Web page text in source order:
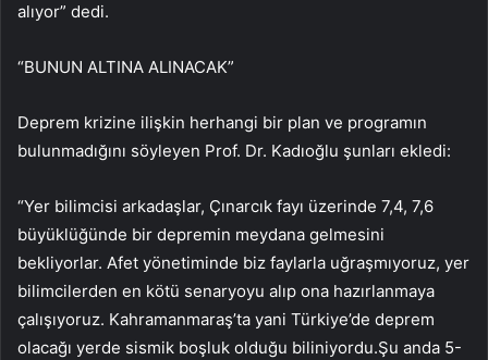
alıyor” dedi.
“BUNUN ALTINA ALINACAK”
Deprem krizine ilişkin herhangi bir plan ve programın
bulunmadığını söyleyen Prof. Dr. Kadıoğlu şunları ekledi:
“Yer bilimcisi arkadaşlar, Çınarcık fayı üzerinde 7,4, 7,6
büyüklüğünde bir depremin meydana gelmesini
bekliyorlar. Afet yönetiminde biz faylarla uğraşmıyoruz, yer
bilimcilerden en kötü senaryoyu alıp ona hazırlanmaya
çalışıyoruz. Kahramanmaraş’ta yani Türkiye’de deprem
olacağı yerde sismik boşluk olduğu biliniyordu.Şu anda 5-